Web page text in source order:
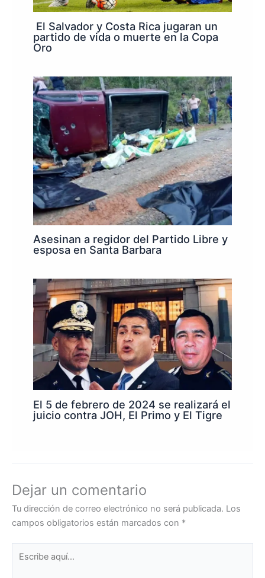
El Salvador y Costa Rica jugaran un
partido de vida o muerte en la Copa
Oro
Asesinan a regidor del Partido Libre y
esposa en Santa Barbara
El 5 de febrero de 2024 se realizará el
juicio contra JOH, El Primo y El Tigre
Dejar un comentario
Tu dirección de correo electrónico no será publicada. Los
campos obligatorios están marcados con *